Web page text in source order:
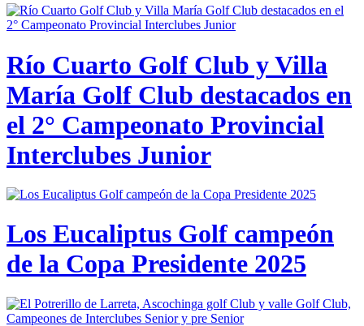
Río Cuarto Golf Club y Villa
María Golf Club destacados en
el 2° Campeonato Provincial
Interclubes Junior
Los Eucaliptus Golf campeón
de la Copa Presidente 2025